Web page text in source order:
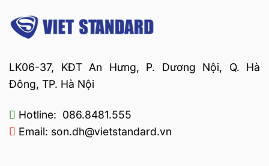
LK06-37, KĐT An Hưng, P. Dương Nội, Q. Hà
Đông, TP. Hà Nội
Hotline: 086.8481.555
Email: son.dh@vietstandard.vn